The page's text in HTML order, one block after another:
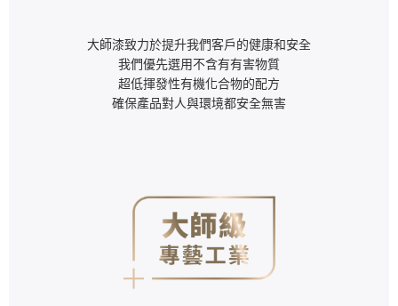
大師漆致力於提升我們客戶的健康和安全
我們優先選用不含有有害物質
超低揮發性有機化合物的配方
確保產品對人與環境都安全無害